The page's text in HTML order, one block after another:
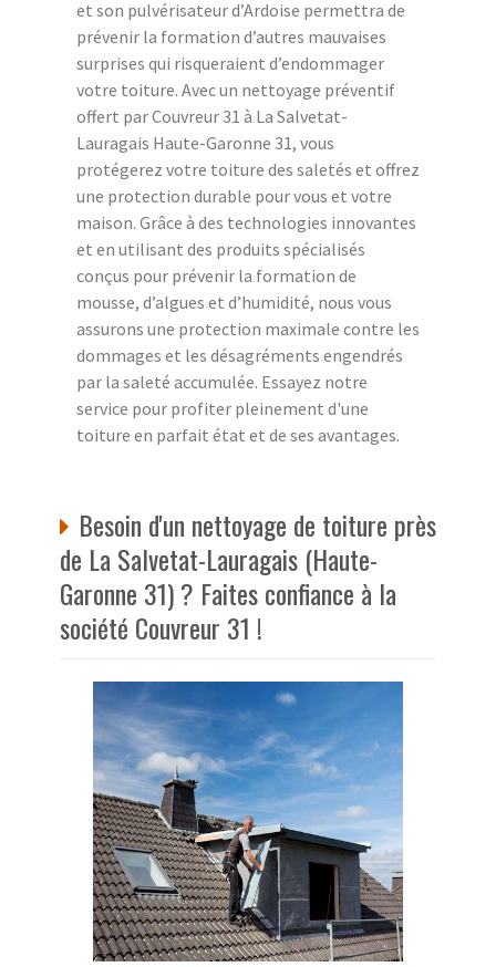
et son pulvérisateur d’Ardoise permettra de
prévenir la formation d’autres mauvaises
surprises qui risqueraient d’endommager
votre toiture. Avec un nettoyage préventif
offert par Couvreur 31 à La Salvetat-
Lauragais Haute-Garonne 31, vous
protégerez votre toiture des saletés et offrez
une protection durable pour vous et votre
maison. Grâce à des technologies innovantes
et en utilisant des produits spécialisés
conçus pour prévenir la formation de
mousse, d’algues et d’humidité, nous vous
assurons une protection maximale contre les
dommages et les désagréments engendrés
par la saleté accumulée. Essayez notre
service pour profiter pleinement d'une
toiture en parfait état et de ses avantages.
Besoin d'un nettoyage de toiture près
de La Salvetat-Lauragais (Haute-
Garonne 31) ? Faites confiance à la
société Couvreur 31 !